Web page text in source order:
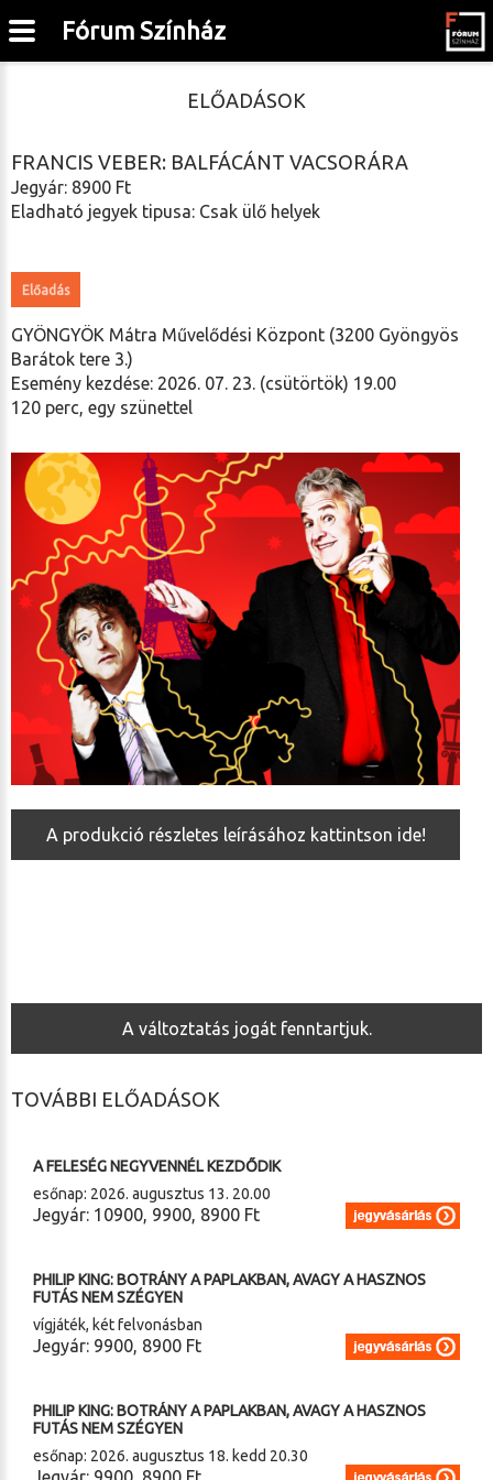
ELŐADÁSOK
FRANCIS VEBER: BALFÁCÁNT VACSORÁRA
Jegyár: 8900 Ft
Eladható jegyek tipusa: Csak ülő helyek
Előadás
GYÖNGYÖK Mátra Művelődési Központ (3200 Gyöngyös
Barátok tere 3.)
Esemény kezdése: 2026. 07. 23. (csütörtök) 19.00
120 perc, egy szünettel
A produkció részletes leírásához kattintson ide!
A változtatás jogát fenntartjuk.
TOVÁBBI ELŐADÁSOK
A FELESÉG NEGYVENNÉL KEZDŐDIK
esőnap: 2026. augusztus 13. 20.00
Jegyár: 10900, 9900, 8900 Ft
PHILIP KING: BOTRÁNY A PAPLAKBAN, AVAGY A HASZNOS
FUTÁS NEM SZÉGYEN
vígjáték, két felvonásban
Jegyár: 9900, 8900 Ft
PHILIP KING: BOTRÁNY A PAPLAKBAN, AVAGY A HASZNOS
FUTÁS NEM SZÉGYEN
esőnap: 2026. augusztus 18. kedd 20.30
Fórum Színház